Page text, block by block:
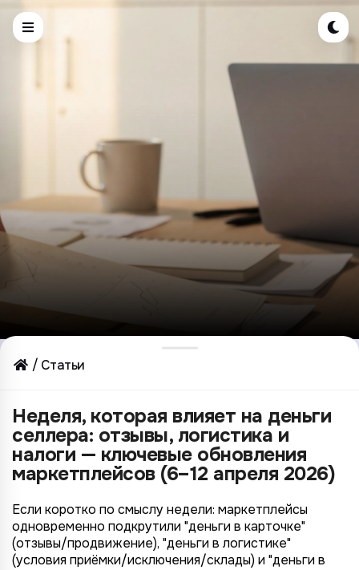
Статьи
Неделя, которая влияет на деньги
селлера: отзывы, логистика и
налоги — ключевые обновления
маркетплейсов (6–12 апреля 2026)
Если коротко по смыслу недели: маркетплейсы
одновременно подкрутили "деньги в карточке"
(отзывы/продвижение), "деньги в логистике"
(условия приёмки/исключения/склады) и "деньги в